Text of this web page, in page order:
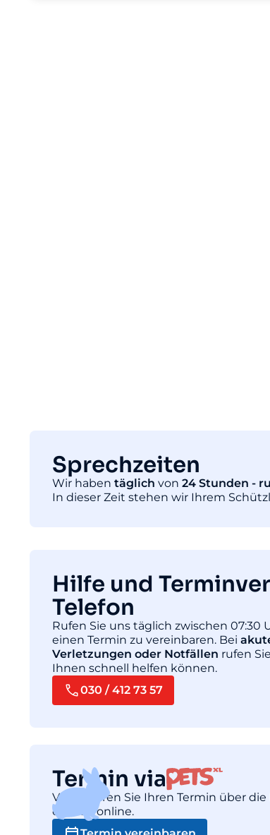
Sprechzeiten
Wir haben täglich von 24 Stunden -
In dieser Zeit stehen wir Ihrem
Hilfe und
Telefon
Rufen Sie uns täglich zwischen 07:30
einen Termin zu vereinbaren. Bei
Verletzungen oder Notfällen rufen
Ihnen schnell helfen können.
030 / 412 73 57
Termin via
Vereinbaren Sie Ihren Termin über
einfach online.